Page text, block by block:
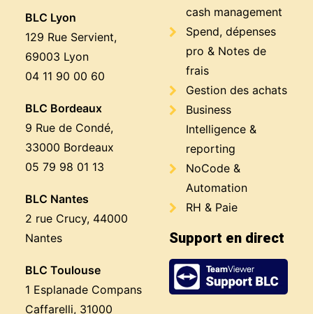
BLC Lyon
129 Rue Servient,
69003 Lyon
04 11 90 00 60
BLC Bordeaux
9 Rue de Condé,
33000 Bordeaux
05 79 98 01 13
BLC Nantes
2 rue Crucy, 44000
Nantes
BLC Toulouse
1 Esplanade Compans
Caffarelli, 31000
cash management
Spend, dépenses
pro & Notes de
frais
Gestion des achats
Business
Intelligence &
reporting
NoCode &
Automation
RH & Paie
Support en direct